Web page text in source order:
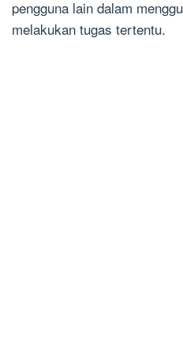
pengguna lain dalam
melakukan tugas tertentu.